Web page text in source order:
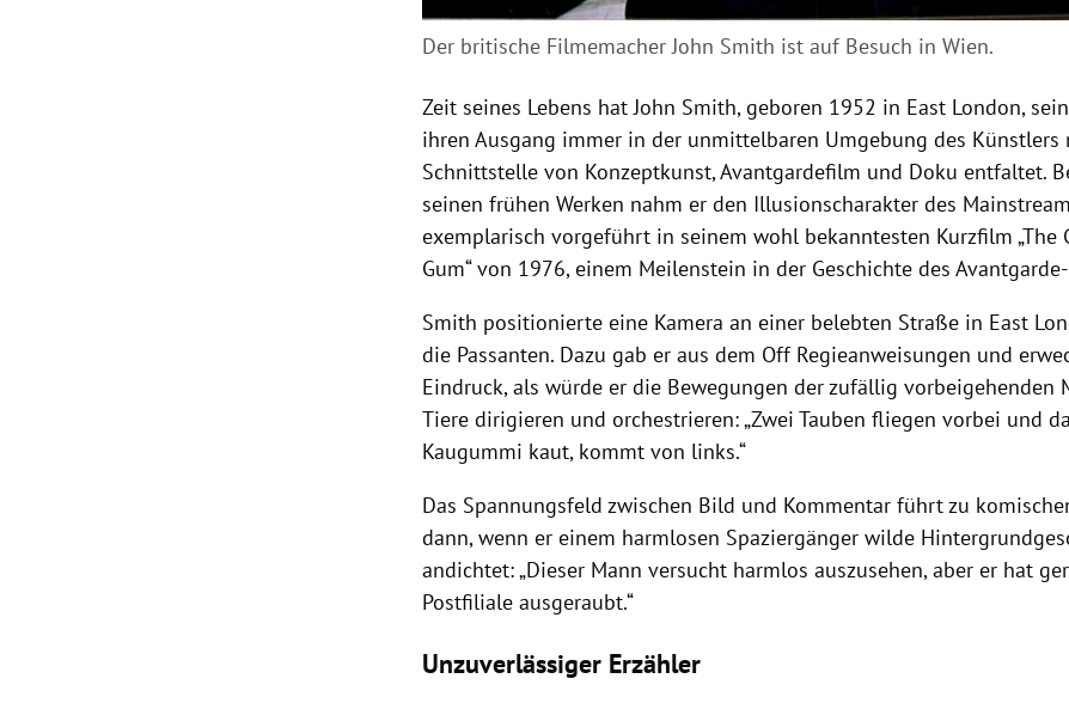
Der britische Filmemacher John Smith ist auf Besuch in Wien.
Zeit seines Lebens hat John Smith, geboren 1952 in East London,
ihren Ausgang immer in der unmittelbaren Umgebung des Künstlers
Schnittstelle von Konzeptkunst, Avantgardefilm und Doku entfaltet.
seinen frühen Werken nahm er den Illusionscharakter des
exemplarisch vorgeführt in seinem wohl bekanntesten Kurzfilm „The
Gum“ von 1976, einem Meilenstein in der Geschichte des
Smith positionierte eine Kamera an einer belebten Straße in East
die Passanten. Dazu gab er aus dem Off Regieanweisungen und
Eindruck, als würde er die Bewegungen der zufällig vorbeigehenden
Tiere dirigieren und orchestrieren: „Zwei Tauben fliegen vorbei und
Kaugummi kaut, kommt von links.“
Das Spannungsfeld zwischen Bild und Kommentar führt zu
dann, wenn er einem harmlosen Spaziergänger wilde
andichtet: „Dieser Mann versucht harmlos auszusehen, aber er hat
Postfiliale ausgeraubt.“
Unzuverlässiger Erzähler